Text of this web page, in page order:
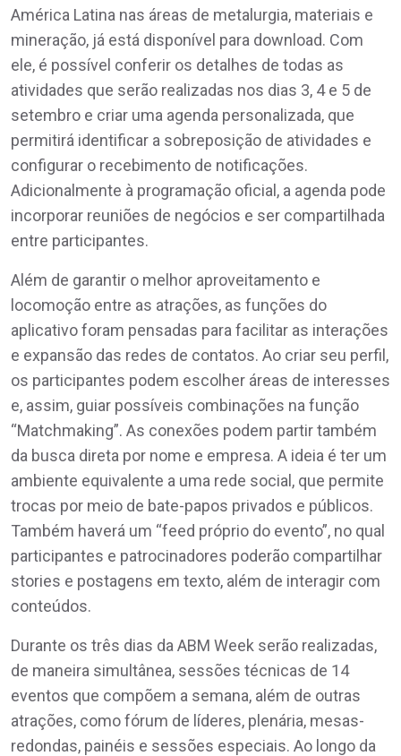
América Latina nas áreas de metalurgia, materiais e
mineração, já está disponível para download. Com
ele, é possível conferir os detalhes de todas as
atividades que serão realizadas nos dias 3, 4 e 5 de
setembro e criar uma agenda personalizada, que
permitirá identificar a sobreposição de atividades e
configurar o recebimento de notificações.
Adicionalmente à programação oficial, a agenda pode
incorporar reuniões de negócios e ser compartilhada
entre participantes.
Além de garantir o melhor aproveitamento e
locomoção entre as atrações, as funções do
aplicativo foram pensadas para facilitar as interações
e expansão das redes de contatos. Ao criar seu perfil,
os participantes podem escolher áreas de interesses
e, assim, guiar possíveis combinações na função
“Matchmaking”. As conexões podem partir também
da busca direta por nome e empresa. A ideia é ter um
ambiente equivalente a uma rede social, que permite
trocas por meio de bate-papos privados e públicos.
Também haverá um “feed próprio do evento”, no qual
participantes e patrocinadores poderão compartilhar
stories e postagens em texto, além de interagir com
conteúdos.
Durante os três dias da ABM Week serão realizadas,
de maneira simultânea, sessões técnicas de 14
eventos que compõem a semana, além de outras
atrações, como fórum de líderes, plenária, mesas-
redondas, painéis e sessões especiais. Ao longo da